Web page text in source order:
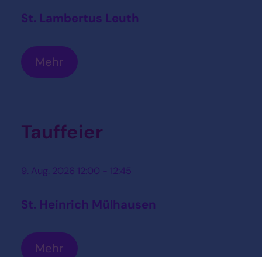
St. Lambertus Leuth
Mehr
Tauffeier
9. Aug. 2026 12:00 - 12:45
St. Heinrich Mülhausen
Mehr